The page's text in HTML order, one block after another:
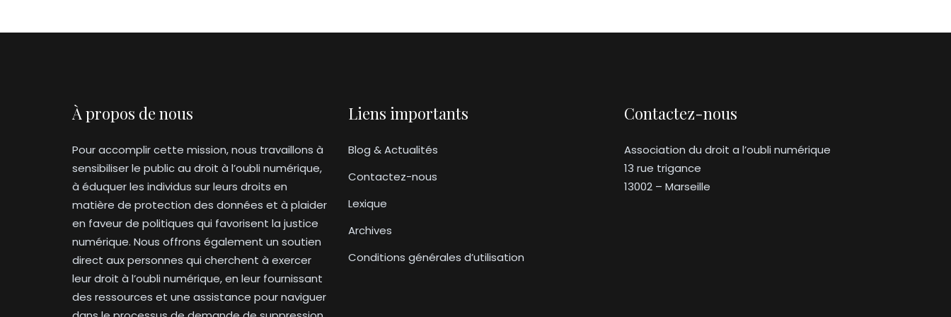
À propos de nous
Pour accomplir cette mission, nous travaillons à
sensibiliser le public au droit à l’oubli numérique,
à éduquer les individus sur leurs droits en
matière de protection des données et à plaider
en faveur de politiques qui favorisent la justice
numérique. Nous offrons également un soutien
direct aux personnes qui cherchent à exercer
leur droit à l’oubli numérique, en leur fournissant
des ressources et une assistance pour naviguer
Liens importants
Blog & Actualités
Contactez-nous
Lexique
Archives
Conditions générales d’utilisation
Contactez-nous
Association du droit a l’oubli numérique
13 rue trigance
13002 – Marseille